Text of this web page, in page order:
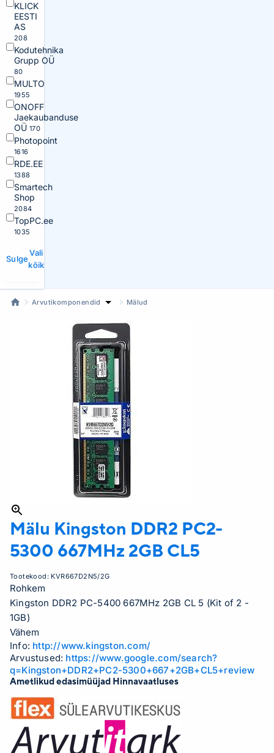
KLICK
EESTI
AS
208
Kodutehnika
Grupp OÜ
80
MULTO
1955
ONOFF
Jaekaubanduse
OÜ 170
Photopoint
1616
RDE.EE
1388
Smartech
Shop
2084
TopPC.ee
1035
Sulge
Vali
kõik
Arvutikomponendid Mälud
Mälu Kingston DDR2 PC2-
5300 667MHz 2GB CL5
Tootekood: KVR667D2N5/2G
Rohkem
Kingston DDR2 PC-5400 667MHz 2GB CL 5 (Kit of 2 -
1GB)
Vähem
Info: http://www.kingston.com/
Arvustused: https://www.google.com/search?
q=Kingston+DDR2+PC2-5300+667+2GB+CL5+review
Ametlikud edasimüüjad Hinnavaatluses